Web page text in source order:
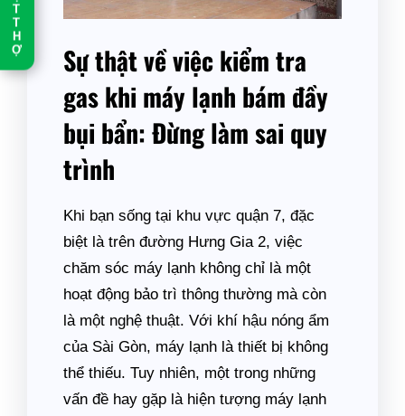
T
T
H
Ợ
Sự thật về việc kiểm tra
gas khi máy lạnh bám đầy
bụi bẩn: Đừng làm sai quy
trình
Khi bạn sống tại khu vực quận 7, đặc
biệt là trên đường Hưng Gia 2, việc
chăm sóc máy lạnh không chỉ là một
hoạt động bảo trì thông thường mà còn
là một nghệ thuật. Với khí hậu nóng ẩm
của Sài Gòn, máy lạnh là thiết bị không
thể thiếu. Tuy nhiên, một trong những
vấn đề hay gặp là hiện tượng máy lạnh